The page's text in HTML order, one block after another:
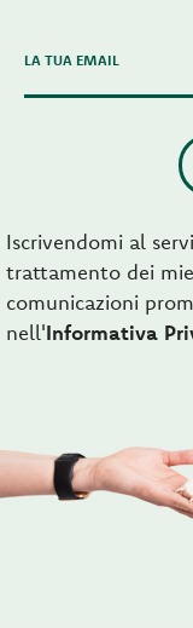
LA TUA EMAIL
Iscrivendomi al
trattamento dei
comunicazioni
nell'Informativa